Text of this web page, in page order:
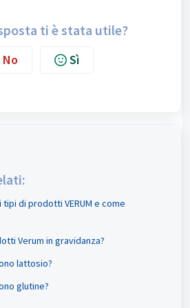
ti è stata utile?
No Sì
di prodotti VERUM e come
Verum in gravidanza?
lattosio?
glutine?